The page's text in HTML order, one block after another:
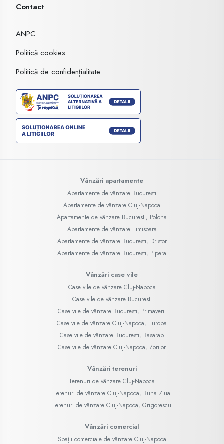
Contact
ANPC
Politică cookies
Politică de confidențialitate
Vânzări apartamente
Apartamente de vânzare Bucuresti
Apartamente de vânzare Cluj-Napoca
Apartamente de vânzare Bucuresti, Polona
Apartamente de vânzare Timisoara
Apartamente de vânzare Bucuresti, Dristor
Apartamente de vânzare Bucuresti, Pipera
Vânzări case vile
Case vile de vânzare Cluj-Napoca
Case vile de vânzare Bucuresti
Case vile de vânzare Bucuresti, Primaverii
Case vile de vânzare Cluj-Napoca, Europa
Case vile de vânzare Bucuresti, Basarab
Case vile de vânzare Cluj-Napoca, Zorilor
Vânzări terenuri
Terenuri de vânzare Cluj-Napoca
Terenuri de vânzare Cluj-Napoca, Buna Ziua
Terenuri de vânzare Cluj-Napoca, Grigorescu
Vânzări comercial
Spații comerciale de vânzare Cluj-Napoca